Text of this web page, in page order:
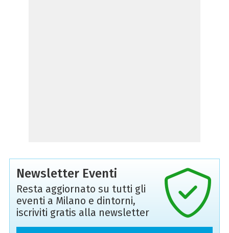
Newsletter Eventi
Resta aggiornato su tutti gli
eventi a Milano e dintorni,
iscriviti gratis alla newsletter